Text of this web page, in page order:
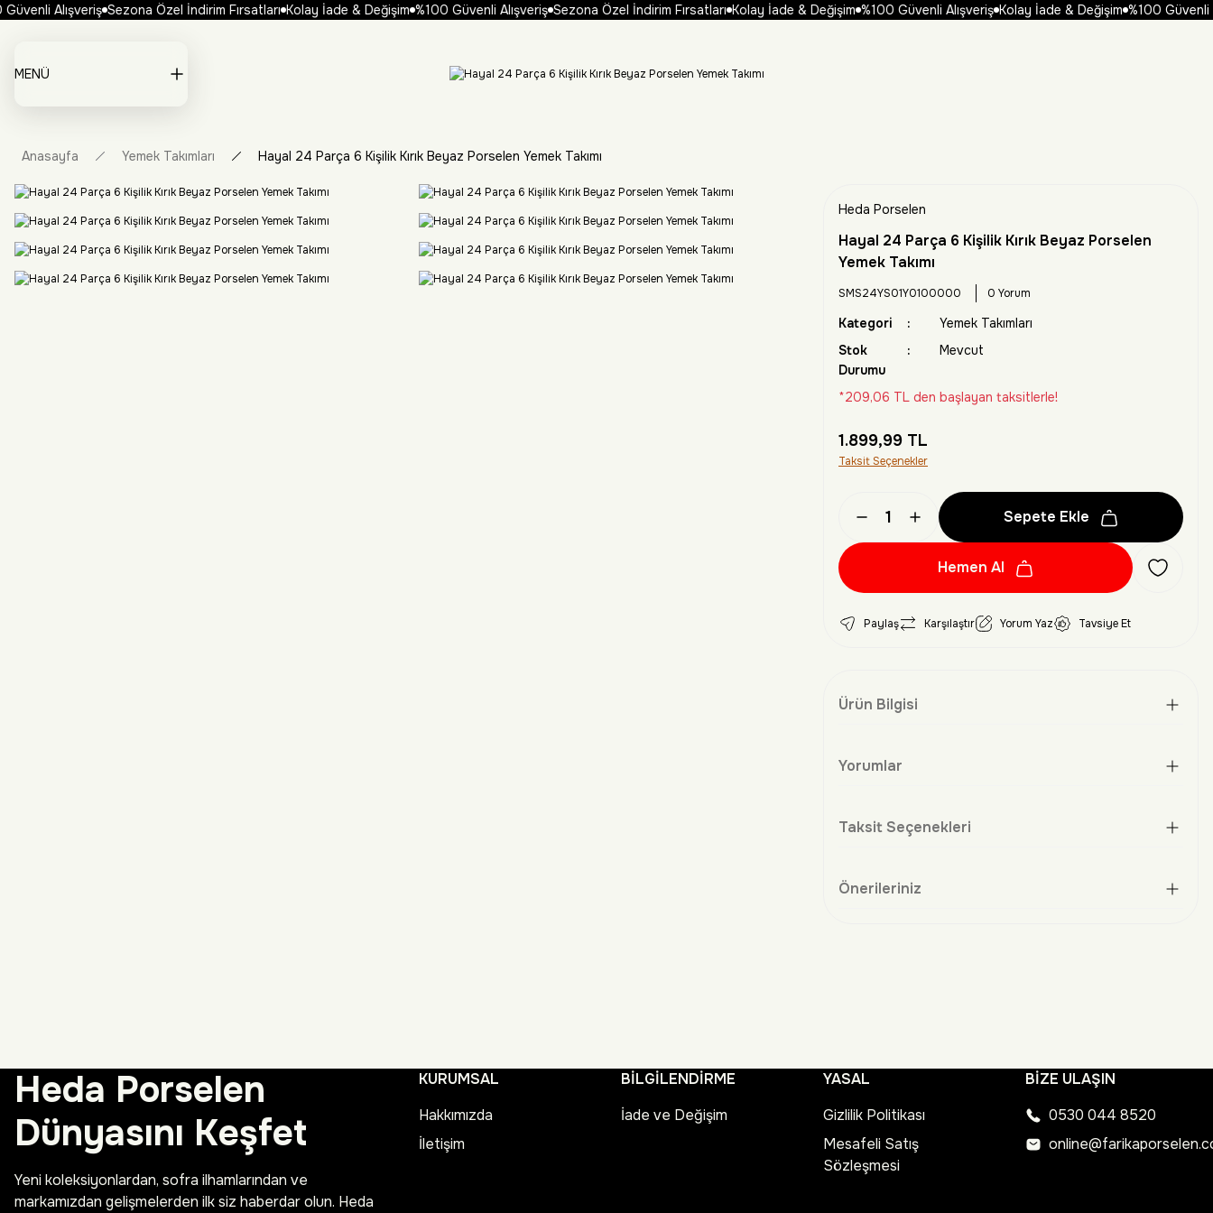
Alışveriş Sezona Özel İndirim Fırsatları Kolay İade & Değişim %100 Güvenli Alışveriş Sezona Özel İndirim Fırsatları Kolay İade & Değişim %100 Güvenli Alışveriş Kolay İade & Değişim %100 Güvenli
MENÜ
Anasayfa Yemek Takımları Hayal 24 Parça 6 Kişilik Kırık Beyaz Porselen Yemek Takımı
Heda Porselen
Hayal 24 Parça 6 Kişilik Kırık Beyaz Porselen
Yemek Takımı
SMS24YS01Y0100000 0 Yorum
Kategori
Yemek Takımları
Stok
Durumu
Mevcut
*209,06 TL den başlayan taksitlerle!
1.899,99 TL
Taksit Seçenekler
Sepete Ekle
Hemen Al
Paylaş Karşılaştır Yorum Yaz Tavsiye Et
Ürün Bilgisi
Yorumlar
Taksit Seçenekleri
Önerileriniz
Heda Porselen
Dünyasını Keşfet
Yeni koleksiyonlardan, sofra ilhamlarından ve
markamızdan gelişmelerden ilk siz haberdar olun. Heda
KURUMSAL
Hakkımızda
İletişim
BİLGİLENDİRME
İade ve Değişim
YASAL
Gizlilik Politikası
Mesafeli Satış
Sözleşmesi
BİZE ULAŞIN
0530 044 8520